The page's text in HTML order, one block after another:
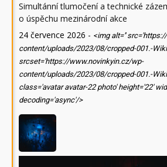
Simultánní tlumočení a technické
o úspěchu mezinárodní akce
24 července 2026 - <img alt=''
content/uploads/2023/08/cropped-001.-
srcset='https://www.novinkyin.cz/wp-
content/uploads/2023/08/cropped-001.-
class='avatar avatar-22 photo' height='22'
decoding='async'/>